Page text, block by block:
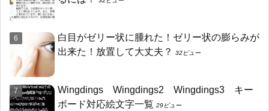
白目がゼリー状に腫れた！ゼリー状の膨らみが
出来た！放置して大丈夫？
32ビュー
Wingdings Wingdings2 Wingdings3 キー
ボード対応絵文字一覧 29ビュー